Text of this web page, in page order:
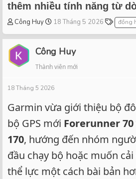
thêm nhiều tính năng từ
T
r
e
a
t
r
t
e
r
Công Huy
S
a
r
d
t
18 Tháng 5 2026
T
a
g
đồng
Công Huy
Thành viên mới
18 Tháng 5 2026
Garmin vừa giới thiệu bộ
bộ GPS mới Forerunner 70
170, hướng đến nhóm
đầu chạy bộ hoặc muốn
thể lực một cách bài bản